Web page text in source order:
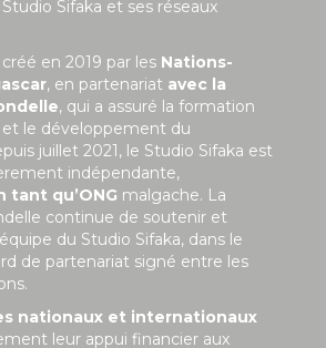
Sifaka et ses réseaux
en 2019 par les Nations-
, en partenariat avec la
, qui a assuré la formation
et le développement du
juillet 2021, le Studio Sifaka est
indépendante,
qu’ONG malgache. La
continue de soutenir et
du Studio Sifaka, dans le
de partenariat signé entre les
nationaux et internationaux
leur appui financier aux